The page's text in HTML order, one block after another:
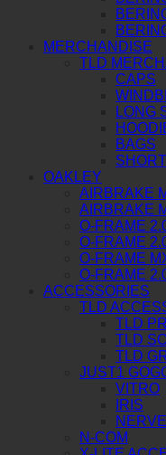
MERCHANDISE
TLD
CAPS
LONG
BAGS
OAKLEY
AIRBRAKE
AIRBRAKE
O-FRAME
O-FRAME
O-FRAME
O-FRAME
ACCESSORIES
TLD
TLD
TLD
TLD
JUST1
VITRO
IRIS
NERVE
N-COM